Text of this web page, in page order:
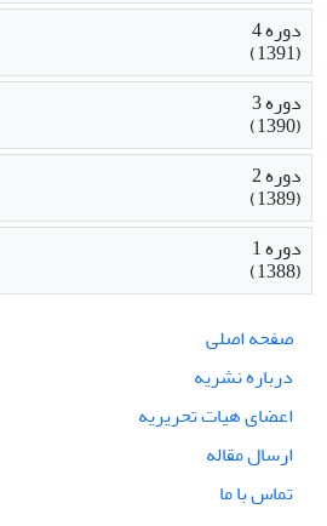
دوره 4
(1391)
دوره 3
(1390)
دوره 2
(1389)
دوره 1
(1388)
صفحه اصلی
درباره نشریه
اعضای هیات تحریریه
ارسال مقاله
تماس با ما